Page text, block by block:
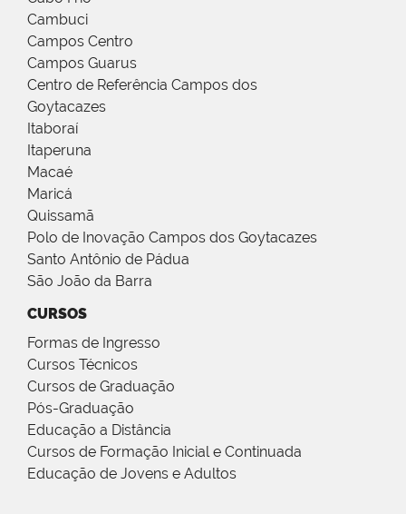
Cambuci
Campos Centro
Campos Guarus
Centro de Referência Campos dos
Goytacazes
Itaboraí
Itaperuna
Macaé
Maricá
Quissamã
Polo de Inovação Campos dos Goytacazes
Santo Antônio de Pádua
São João da Barra
CURSOS
Formas de Ingresso
Cursos Técnicos
Cursos de Graduação
Pós-Graduação
Educação a Distância
Cursos de Formação Inicial e Continuada
Educação de Jovens e Adultos